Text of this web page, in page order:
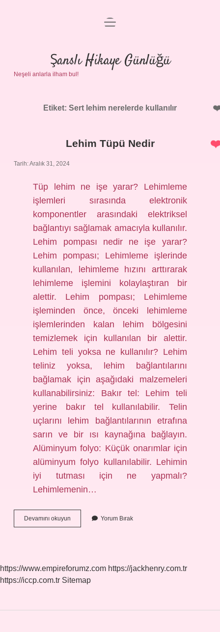
Anasayfa
Gizlilik Politikası
menüyü
Şanslı Hikaye Günlüğü
Neşeli anlarla ilham bul!
Etiket: Sert lehim nerelerde kullanılır
Lehim Tüpü Nedir
Tarih: Aralık 31, 2024
Tüp lehim ne işe yarar? Lehimleme
işlemleri sırasında elektronik
komponentler arasındaki elektriksel
bağlantıyı sağlamak amacıyla kullanılır.
Lehim pompası nedir ne işe yarar?
Lehim pompası; Lehimleme işlerinde
kullanılan, lehimleme hızını arttırarak
lehimleme işlemini kolaylaştıran bir
alettir. Lehim pompası; Lehimleme
işleminden önce, önceki lehimleme
işlemlerinden kalan lehim bölgesini
temizlemek için kullanılan bir alettir.
Lehim teli yoksa ne kullanılır? Lehim
teliniz yoksa, lehim bağlantılarını
bağlamak için aşağıdaki malzemeleri
kullanabilirsiniz: Bakır tel: Lehim teli
yerine bakır tel kullanılabilir. Telin
uçlarını lehim bağlantılarının etrafına
sarın ve bir ısı kaynağına bağlayın.
Alüminyum folyo: Küçük onarımlar için
alüminyum folyo kullanılabilir. Lehimin
iyi tutması için ne yapmalı?
Lehimlemenin…
Devamını okuyun
Tüpü
Yorum Bırak
https://www.empireforumz.com https://jackhenry.com.tr
https://iccp.com.tr Sitemap